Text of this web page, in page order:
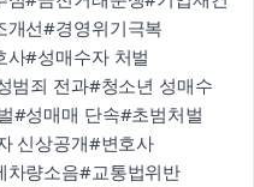
개선#경영위기극복
사#성매수자 처벌
범죄 전과#청소년 성매수
#성매매 단속#초범처벌
신상공개#변호사
차량소음#교통법위반